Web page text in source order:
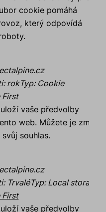
cookie pomáhá
který odpovídá
: rokTyp: Cookie
First
vaše předvolby
web. Můžete je změnit
souhlas.
: TrvaléTyp: Local storage
First
vaše předvolby